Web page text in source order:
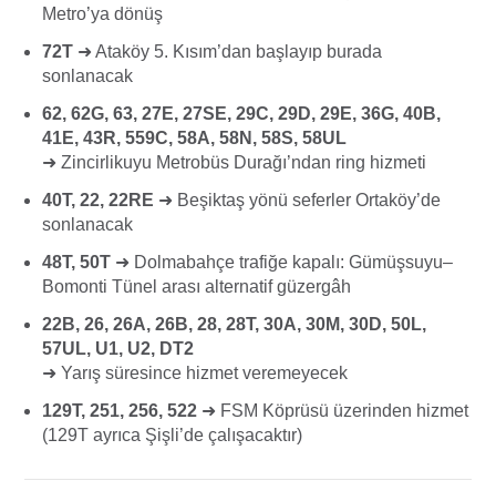
Metro’ya dönüş
72T ➜ Ataköy 5. Kısım’dan başlayıp burada
sonlanacak
62, 62G, 63, 27E, 27SE, 29C, 29D, 29E, 36G, 40B,
41E, 43R, 559C, 58A, 58N, 58S, 58UL
➜ Zincirlikuyu Metrobüs Durağı’ndan ring hizmeti
40T, 22, 22RE ➜ Beşiktaş yönü seferler Ortaköy’de
sonlanacak
48T, 50T ➜ Dolmabahçe trafiğe kapalı: Gümüşsuyu–
Bomonti Tünel arası alternatif güzergâh
22B, 26, 26A, 26B, 28, 28T, 30A, 30M, 30D, 50L,
57UL, U1, U2, DT2
➜ Yarış süresince hizmet veremeyecek
129T, 251, 256, 522 ➜ FSM Köprüsü üzerinden hizmet
(129T ayrıca Şişli’de çalışacaktır)